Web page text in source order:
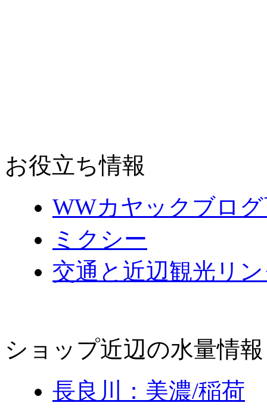
お役立ち情報
WWカヤックブロ
ミクシー
交通と近辺観光リ
ショップ近辺の水量情
長良川：美濃/稲荷